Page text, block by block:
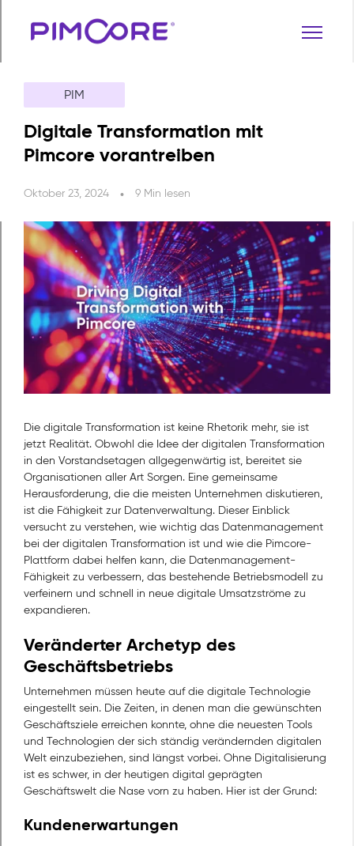
PIM
Digitale Transformation mit
Pimcore vorantreiben
Oktober 23, 2024 9 Min lesen
Die digitale Transformation ist keine Rhetorik mehr, sie ist
jetzt Realität. Obwohl die Idee der digitalen Transformation
in den Vorstandsetagen allgegenwärtig ist, bereitet sie
Organisationen aller Art Sorgen. Eine gemeinsame
Herausforderung, die die meisten Unternehmen diskutieren,
ist die Fähigkeit zur Datenverwaltung. Dieser Einblick
versucht zu verstehen, wie wichtig das Datenmanagement
bei der digitalen Transformation ist und wie die Pimcore-
Plattform dabei helfen kann, die Datenmanagement-
Fähigkeit zu verbessern, das bestehende Betriebsmodell zu
verfeinern und schnell in neue digitale Umsatzströme zu
expandieren.
Veränderter Archetyp des
Geschäftsbetriebs
Unternehmen müssen heute auf die digitale Technologie
eingestellt sein. Die Zeiten, in denen man die gewünschten
Geschäftsziele erreichen konnte, ohne die neuesten Tools
und Technologien der sich ständig verändernden digitalen
Welt einzubeziehen, sind längst vorbei. Ohne Digitalisierung
ist es schwer, in der heutigen digital geprägten
Geschäftswelt die Nase vorn zu haben. Hier ist der Grund:
Kundenerwartungen